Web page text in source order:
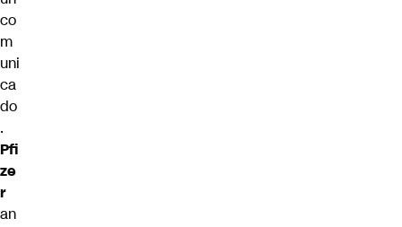
co
m
uni
ca
do
.
Pfi
ze
r
an